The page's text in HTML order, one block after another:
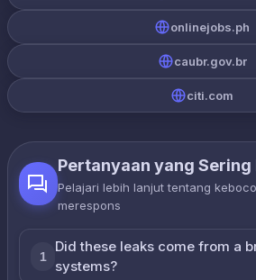
onlinejobs.ph
caubr.gov.br
citi.com
Pertanyaan yang Sering
Pelajari lebih lanjut tentang
merespons
1
Did these leaks come from a
systems?